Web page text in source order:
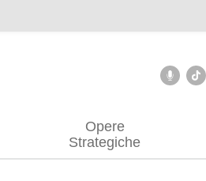
Opere
Strategiche